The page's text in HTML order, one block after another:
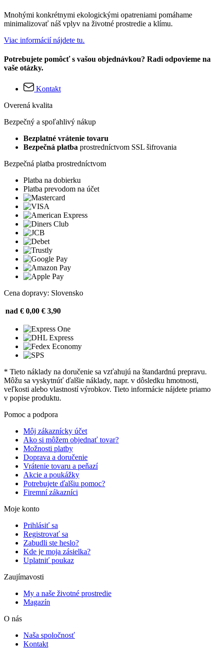
Mnohými konkrétnymi ekologickými opatreniami pomáhame
minimalizovať náš vplyv na životné prostredie a klímu.
Viac informácií nájdete tu.
Potrebujete pomôcť s vašou objednávkou? Radi odpovieme na
vaše otázky.
Kontakt
Overená kvalita
Bezpečný a spoľahlivý nákup
Bezplatné vrátenie tovaru
Bezpečná platba prostredníctvom SSL šifrovania
Bezpečná platba prostredníctvom
Platba na dobierku
Platba prevodom na účet
Cena dopravy: Slovensko
nad € 0,00 € 3,90
* Tieto náklady na doručenie sa vzťahujú na štandardnú prepravu.
Môžu sa vyskytnúť ďalšie náklady, napr. v dôsledku hmotnosti,
veľkosti alebo vlastností výrobkov. Tieto informácie nájdete priamo
v popise produktu.
Pomoc a podpora
Môj zákaznícky účet
Ako si môžem objednať tovar?
Možnosti platby
Doprava a doručenie
Vrátenie tovaru a peňazí
Akcie a poukážky
Potrebujete ďalšiu pomoc?
Firemní zákazníci
Moje konto
Prihlásiť sa
Registrovať sa
Zabudli ste heslo?
Kde je moja zásielka?
Uplatniť poukaz
Zaujímavosti
My a naše životné prostredie
Magazín
O nás
Naša spoločnosť
Kontakt